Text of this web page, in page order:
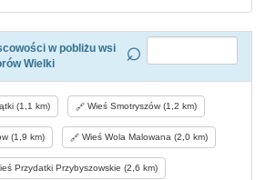
w pobliżu wsi
Wielki
(1,1 km) Wieś Smotryszów (1,2 km)
(1,9 km) Wieś Wola Malowana (2,0 km)
Przydatki Przybyszowskie (2,6 km)